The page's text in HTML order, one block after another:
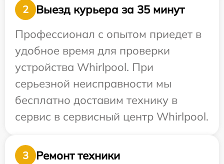
2
Выезд курьера за 35 минут
Профессионал с опытом приедет в
удобное время для проверки
устройства Whirlpool. При
серьезной неисправности мы
бесплатно доставим технику в
сервис в сервисный центр Whirlpool.
3 Ремонт техники